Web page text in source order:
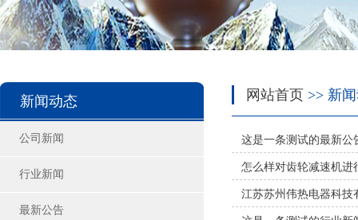
新闻动态
公司新闻
行业新闻
最新公告
网站首页 >> 新
这是一条测试的最新公
怎么样对齿轮减速机进
江苏苏州伟热电器科技